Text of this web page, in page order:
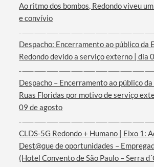
Ao ritmo dos bombos, Redondo viveu
e convívio
Despacho: Encerramento ao público da
Redondo devido a serviço externo | dia
Despacho – Encerramento ao público
Ruas Floridas por motivo de serviço
09 de agosto
CLDS-5G Redondo + Humano | Eixo 1:
Dest@que de oportunidades –
(Hotel Convento de São Paulo – Serra